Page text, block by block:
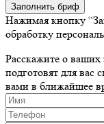
Заполнить бриф
Нажимая кнопку
обработку
Расскажите о ваших
подготовят для вас
вами в ближайшее